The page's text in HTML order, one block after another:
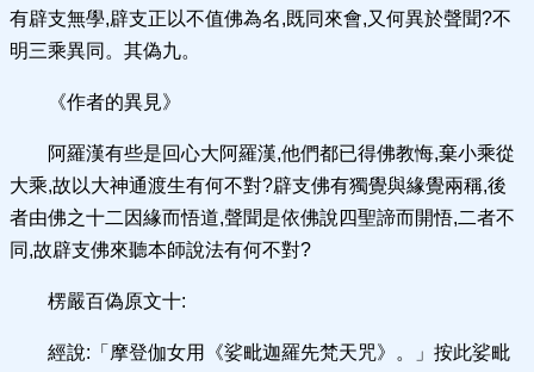
有辟支無學,辟支正以不值佛為名,既同來會,又何異於聲聞?不
明三乘異同。其偽九。
《作者的異見》
阿羅漢有些是回心大阿羅漢,他們都已得佛教悔,棄小乘從
大乘,故以大神通渡生有何不對?辟支佛有獨覺與緣覺兩稱,後
者由佛之十二因緣而悟道,聲聞是依佛說四聖諦而開悟,二者不
同,故辟支佛來聽本師說法有何不對?
楞嚴百偽原文十:
經說:「摩登伽女用《娑毗迦羅先梵天咒》。」按此娑毗